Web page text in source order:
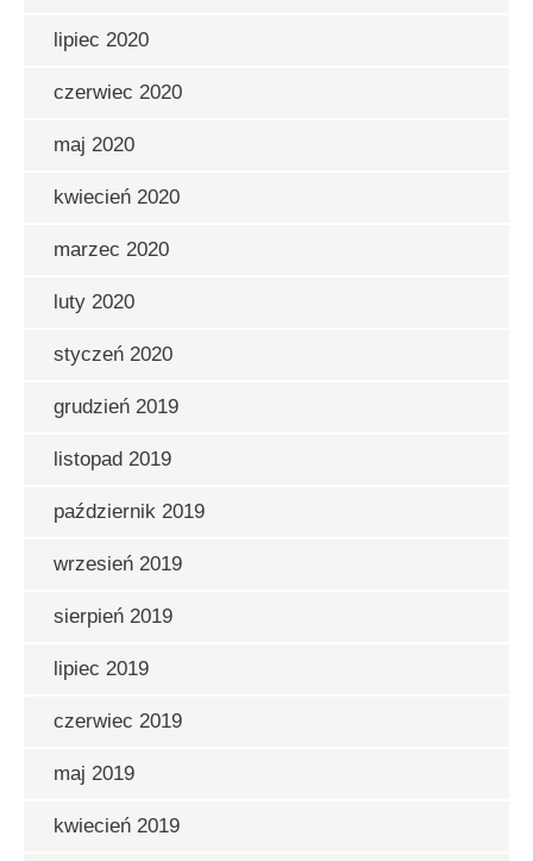
lipiec 2020
czerwiec 2020
maj 2020
kwiecień 2020
marzec 2020
luty 2020
styczeń 2020
grudzień 2019
listopad 2019
październik 2019
wrzesień 2019
sierpień 2019
lipiec 2019
czerwiec 2019
maj 2019
kwiecień 2019